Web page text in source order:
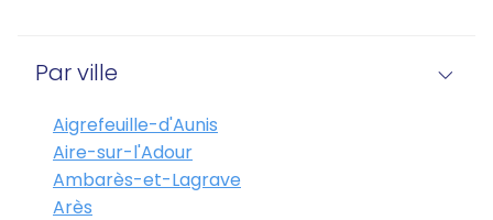
Par ville
Aigrefeuille-d'Aunis
Aire-sur-l'Adour
Ambarès-et-Lagrave
Arès